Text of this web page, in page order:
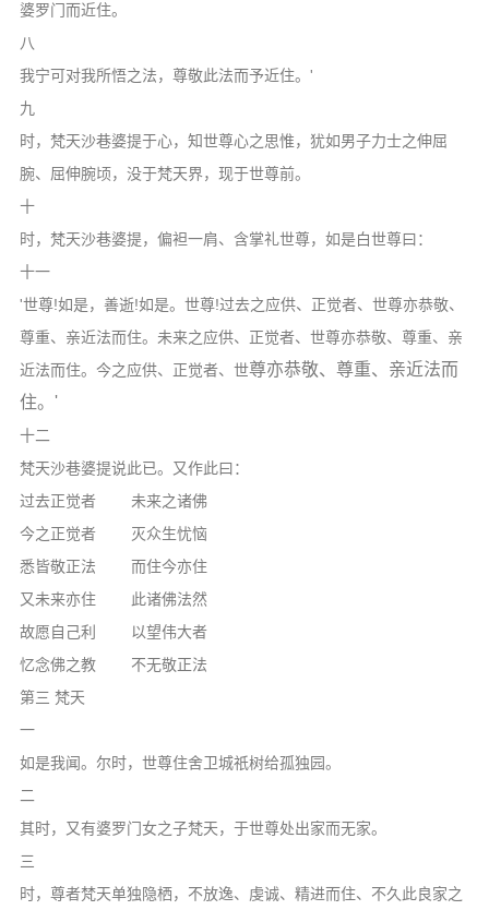
婆罗门而近住。
八
我宁可对我所悟之法，尊敬此法而予近住。'
九
时，梵天沙巷婆提于心，知世尊心之思惟，犹如男子力士之伸屈
腕、屈伸腕顷，没于梵天界，现于世尊前。
十
时，梵天沙巷婆提，偏袒一肩、含掌礼世尊，如是白世尊曰：
十一
'世尊!如是，善逝!如是。世尊!过去之应供、正觉者、世尊亦恭敬、
尊重、亲近法而住。未来之应供、正觉者、世尊亦恭敬、尊重、亲
近法而住。今之应供、正觉者、世尊亦恭敬、尊重、亲近法而
住。'
十二
梵天沙巷婆提说此已。又作此曰：
过去正觉者 未来之诸佛
今之正觉者 灭众生忧恼
悉皆敬正法 而住今亦住
又未来亦住 此诸佛法然
故愿自己利 以望伟大者
忆念佛之教 不无敬正法
第三 梵天
一
如是我闻。尔时，世尊住舍卫城祇树给孤独园。
二
其时，又有婆罗门女之子梵天，于世尊处出家而无家。
三
时，尊者梵天单独隐栖，不放逸、虔诚、精进而住、不久此良家之